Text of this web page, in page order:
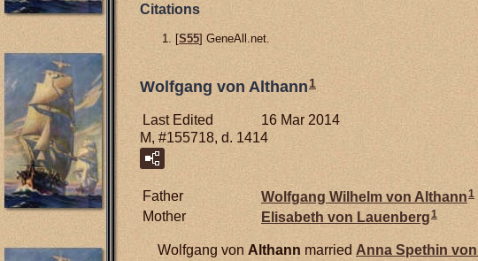
Citations
[S55] GeneAll.net.
Wolfgang von Althann 1
Last Edited
16 Mar 2014
M, #155718, d. 1414
Father Wolfgang Wilhelm von Althann1
Mother
Elisabeth von Lauenberg1
Wolfgang von Althann married Anna Spethin von